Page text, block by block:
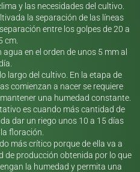
y las necesidades del cultivo.
la separación de las líneas
entre los golpes de 20 a
cm.
en el orden de unos 5 mm al
largo del cultivo. En la etapa de
comienzan a nacer se requiere
una humedad constante.
es cuando más cantidad de
dar un riego unos 10 a 15 días
floración.
más crítico porque de ella va a
de producción obtenida por lo que
la humedad y permita una